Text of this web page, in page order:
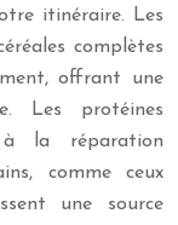
itinéraire. Les
complètes
offrant une
Les protéines
la réparation
comme ceux
une source